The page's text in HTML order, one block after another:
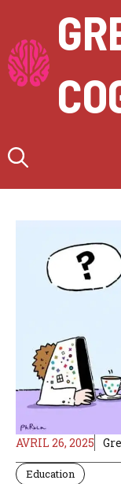
contenu
AVRIL 26, 2025
Education